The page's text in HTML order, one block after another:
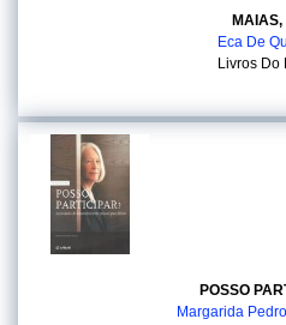
MAIAS,
Eca De
Livros Do
POSSO
Margarida